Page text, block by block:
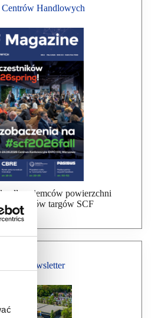
Handlowych
dla najemców powierzchni
uczestników targów SCF
Newsletter